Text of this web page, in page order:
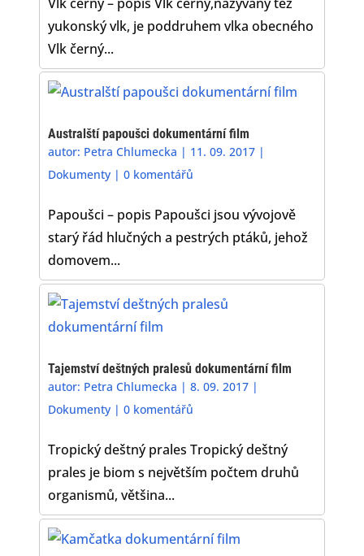
yukonský vlk, je poddruhem vlka obecného
Vlk černý...
Australští papoušci dokumentární film
autor: Petra Chlumecka | 11. 09. 2017 |
Dokumenty |0 komentářů
Papoušci – popis Papoušci jsou vývojově
starý řád hlučných a pestrých ptáků, jehož
domovem...
Tajemství deštných pralesů dokumentární film
autor: Petra Chlumecka |8. 09. 2017 |
Dokumenty |0 komentářů
Tropický deštný prales Tropický deštný
prales je biom s největším počtem druhů
organismů, většina...